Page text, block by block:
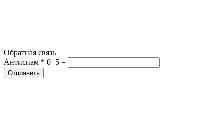
Обратная связь
Антиспам * 0+5 =